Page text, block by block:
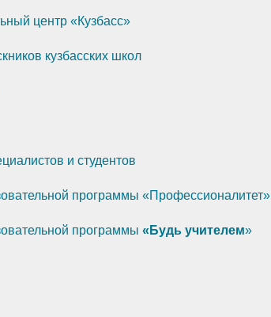
центр «Кузбасс»
кузбасских школ
и студентов
программы «Профессионалитет»
программы «Будь учителем»